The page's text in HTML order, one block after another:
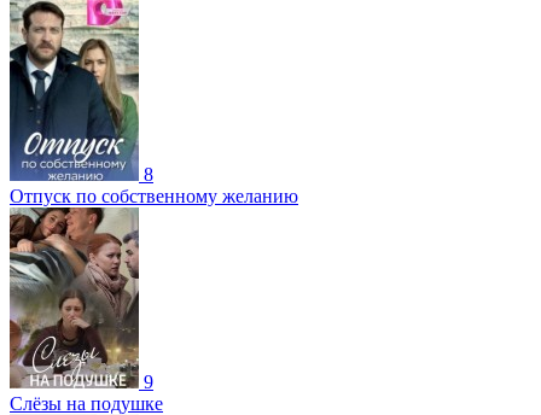
8
Отпуск по собственному желанию
9
Слёзы на подушке